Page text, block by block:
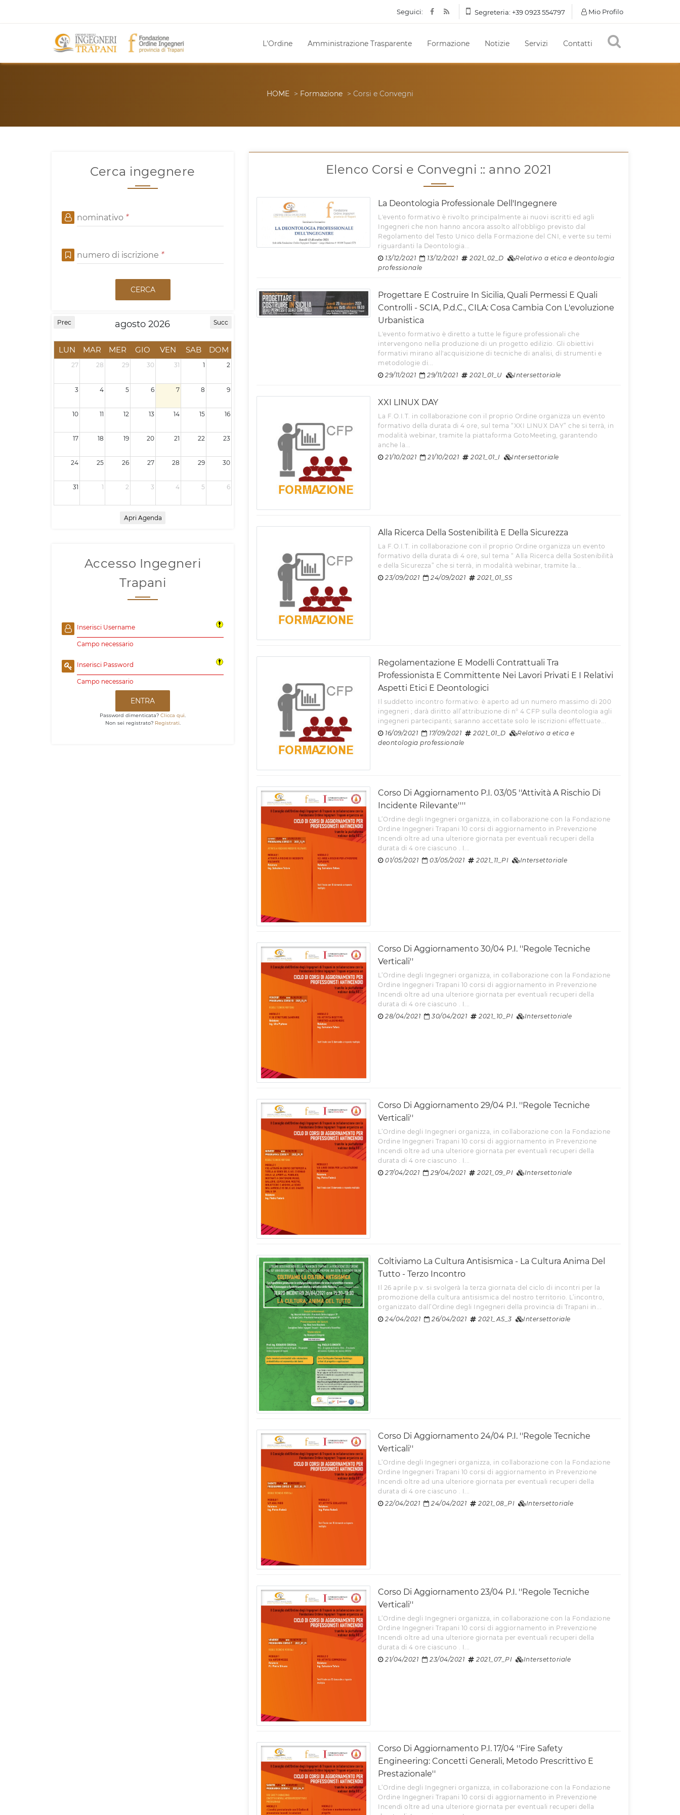
Seguici: Segreteria: +39 0923 554797 Mio Profilo
L'Ordine Amministrazione Trasparente Formazione Notizie Servizi Contatti
HOME > Formazione > Corsi e Convegni
Cerca ingegnere
nominativo *
numero di iscrizione *
CERCA
Prec Succ
agosto 2026
LUN MAR MER GIO VEN SAB DOM
27 28 29 30 31 1 2
3 4 5 6 7 8 9
10 11 12 13 14 15 16
17 18 19 20 21 22 23
24 25 26 27 28 29 30
31 1 2 3 4 5 6
Apri Agenda
Accesso Ingegneri
Trapani
Inserisci Username
Campo necessario
Inserisci Password
Campo necessario
ENTRA
Password dimenticata? Clicca qui
Non sei registrato? Registrati
Elenco Corsi e Convegni :: anno 2021
La Deontologia Professionale Dell'Ingegnere
L'evento formativo è rivolto principalmente ai nuovi iscritti ed agli
Ingegneri che non hanno ancora assolto all'obbligo previsto dal
Regolamento del Testo Unico della Formazione del CNI, e verte su temi
riguardanti la Deontologia...
13/12/2021
13/12/2021 2021_02_D
Relativo a etica e deontologia
professionale
Progettare E Costruire In Sicilia, Quali Permessi E Quali
Controlli - SCIA, P.d.C., CILA: Cosa Cambia Con L'evoluzione
Urbanistica
L'evento formativo è diretto a tutte le figure professionali che
intervengono nella produzione di un progetto edilizio. Gli obiettivi
formativi mirano all'acquisizione di tecniche di analisi, di strumenti e
metodologie di...
29/11/2021
29/11/2021 2021_01_U Intersettoriale
XXI LINUX DAY
La F.O.I.T. in collaborazione con il proprio Ordine organizza un evento
formativo della durata di 4 ore, sul tema “XXI LINUX DAY” che si terrà, in
modalità webinar, tramite la piattaforma GotoMeeting, garantendo
anche la...
21/10/2021
21/10/2021 2021_01_I Intersettoriale
Alla Ricerca Della Sostenibilità E Della Sicurezza
La F.O.I.T. in collaborazione con il proprio Ordine organizza un evento
formativo della durata di 4 ore, sul tema “ Alla Ricerca della Sostenibilità
e della Sicurezza” che si terrà, in modalità webinar, tramite la...
23/09/2021
24/09/2021 2021_01_SS
Regolamentazione E Modelli Contrattuali Tra
Professionista E Committente Nei Lavori Privati E I Relativi
Aspetti Etici E Deontologici
Il suddetto incontro formativo: è aperto ad un numero massimo di 200
ingegneri ; darà diritto all’attribuzione di n° 4 CFP sulla deontologia agli
ingegneri partecipanti; saranno accettate solo le iscrizioni effettuate...
16/09/2021
17/09/2021 2021_01_D
Relativo a etica e
deontologia professionale
Corso Di Aggiornamento P.I. 03/05 ''Attività A Rischio Di
Incidente Rilevante''''
L’Ordine degli Ingegneri organizza, in collaborazione con la Fondazione
Ordine Ingegneri Trapani 10 corsi di aggiornamento in Prevenzione
Incendi oltre ad una ulteriore giornata per eventuali recuperi della
durata di 4 ore ciascuno . I...
01/05/2021
03/05/2021 2021_11_PI Intersettoriale
Corso Di Aggiornamento 30/04 P.I. ''Regole Tecniche
Verticali''
L’Ordine degli Ingegneri organizza, in collaborazione con la Fondazione
Ordine Ingegneri Trapani 10 corsi di aggiornamento in Prevenzione
Incendi oltre ad una ulteriore giornata per eventuali recuperi della
durata di 4 ore ciascuno . I...
28/04/2021
30/04/2021 2021_10_PI Intersettoriale
Corso Di Aggiornamento 29/04 P.I. ''Regole Tecniche
Verticali''
L’Ordine degli Ingegneri organizza, in collaborazione con la Fondazione
Ordine Ingegneri Trapani 10 corsi di aggiornamento in Prevenzione
Incendi oltre ad una ulteriore giornata per eventuali recuperi della
durata di 4 ore ciascuno . I...
27/04/2021
29/04/2021 2021_09_PI Intersettoriale
Coltiviamo La Cultura Antisismica - La Cultura Anima Del
Tutto - Terzo Incontro
Il 26 aprile p.v. si svolgerà la terza giornata del ciclo di incontri per la
promozione della cultura antisismica del nostro territorio. L’incontro,
organizzato dall’Ordine degli Ingegneri della provincia di Trapani in...
24/04/2021
26/04/2021 2021_AS_3 Intersettoriale
Corso Di Aggiornamento 24/04 P.I. ''Regole Tecniche
Verticali''
L’Ordine degli Ingegneri organizza, in collaborazione con la Fondazione
Ordine Ingegneri Trapani 10 corsi di aggiornamento in Prevenzione
Incendi oltre ad una ulteriore giornata per eventuali recuperi della
durata di 4 ore ciascuno . I...
22/04/2021
24/04/2021 2021_08_PI Intersettoriale
Corso Di Aggiornamento 23/04 P.I. ''Regole Tecniche
Verticali''
L’Ordine degli Ingegneri organizza, in collaborazione con la Fondazione
Ordine Ingegneri Trapani 10 corsi di aggiornamento in Prevenzione
Incendi oltre ad una ulteriore giornata per eventuali recuperi della
durata di 4 ore ciascuno . I...
21/04/2021
23/04/2021 2021_07_PI Intersettoriale
Corso Di Aggiornamento P.I. 17/04 ''Fire Safety
Engineering: Concetti Generali, Metodo Prescrittivo E
Prestazionale''
L’Ordine degli Ingegneri organizza, in collaborazione con la Fondazione
Ordine Ingegneri Trapani 10 corsi di aggiornamento in Prevenzione
Incendi oltre ad una ulteriore giornata per eventuali recuperi della